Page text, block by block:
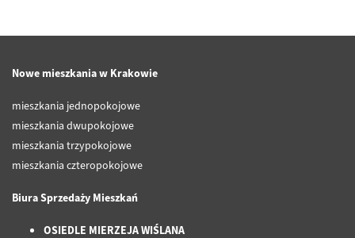
Nowe mieszkania w Krakowie
mieszkania jednopokojowe
mieszkania dwupokojowe
mieszkania trzypokojowe
mieszkania czteropokojowe
Biura Sprzedaży Mieszkań
OSIEDLE MIERZEJA WIŚLANA